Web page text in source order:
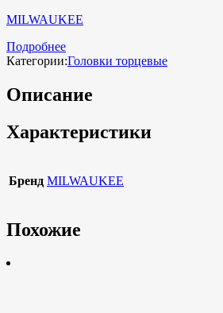
MILWAUKEE
Подробнее
Категории:Головки торцевые
Описание
Характеристики
Бренд MILWAUKEE
Похожие